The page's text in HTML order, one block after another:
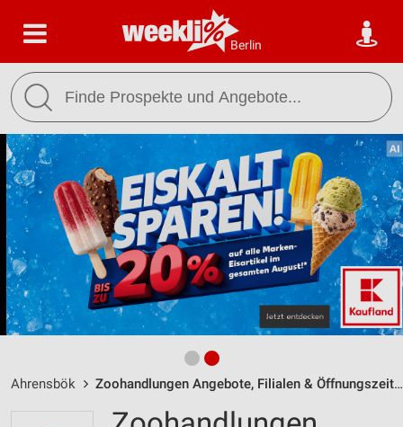
Berlin
Ahrensbök Zoohandlungen Angebote, Filialen & Öffnungszeiten